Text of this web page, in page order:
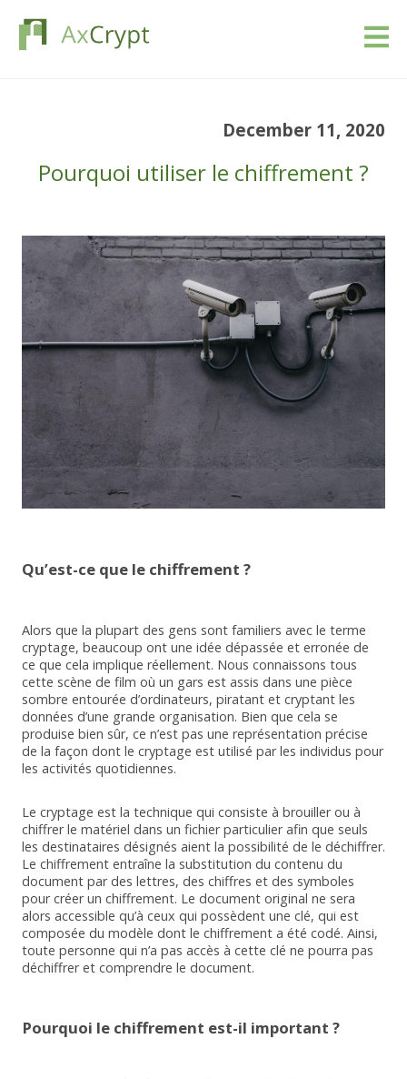
Industries
Ressources
Blog
Se connecter
December 11, 2020
Pourquoi utiliser le chiffrement ?
Qu’est-ce que le chiffrement ?
Alors que la plupart des gens sont familiers avec le terme
cryptage, beaucoup ont une idée dépassée et erronée de
ce que cela implique réellement. Nous connaissons tous
cette scène de film où un gars est assis dans une pièce
sombre entourée d’ordinateurs, piratant et cryptant les
données d’une grande organisation. Bien que cela se
produise bien sûr, ce n’est pas une représentation précise
de la façon dont le cryptage est utilisé par les individus pour
les activités quotidiennes.
Le cryptage est la technique qui consiste à brouiller ou à
chiffrer le matériel dans un fichier particulier afin que seuls
les destinataires désignés aient la possibilité de le déchiffrer.
Le chiffrement entraîne la substitution du contenu du
document par des lettres, des chiffres et des symboles
pour créer un chiffrement. Le document original ne sera
alors accessible qu’à ceux qui possèdent une clé, qui est
composée du modèle dont le chiffrement a été codé. Ainsi,
toute personne qui n’a pas accès à cette clé ne pourra pas
déchiffrer et comprendre le document.
Pourquoi le chiffrement est-il important ?